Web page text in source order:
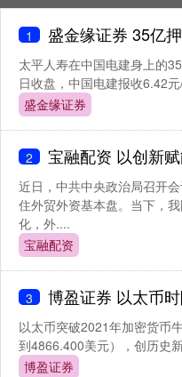
1 盛金缘证券 35亿押注中
太平人寿在中国电建身上的
日收盘，中国电建报收6.42
盛金缘证券
2 宝融配资 以创新
近日，中共中央政治局召开
住外贸外资基本盘。当下，
化，外....
宝融配资
3 博盈证券 以太币时隔四年再创
以太币突破2021年加密货币
到4866.400美元），创历史
博盈证券